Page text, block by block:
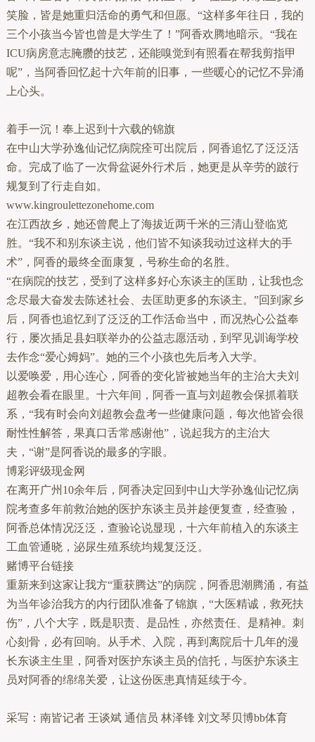
笑脸，皆是她重归活命的勇气和但愿。“这样多年往日，我的
三个小孩当今皆也曾是大学生了！”阿香欢腾地暗示。“我在
ICU病房意志腌臜的技艺，还能嗅觉到有照看在帮我剪指甲
呢”，当阿香回忆起十六年前的旧事，一些暖心的记忆不异涌
上心头。
着手一沉！奉上迟到十六载的锦旗
在中山大学孙逸仙记忆病院痊可出院后，阿香追忆了泛泛活
命。完成了临了一次骨盆诞外行术后，她更是从辛劳的跛行
规复到了行走自如。
www.kingroulettezonehome.com
在江西故乡，她还曾爬上了海拔近两千米的三清山登临览
胜。“我不和别东谈主说，他们皆不知谈我动过这样大的手
术”，阿香的最终全面康复，号称生命的名胜。
“在病院的技艺，受到了这样多好心东谈主的匡助，让我也念
念尽最大奋发去陈述社会、去匡助更多的东谈主。”回到家乡
后，阿香也追忆到了泛泛的工作活命当中，而况热心公益奉
行，屡次插足县妇联举办的公益志愿活动，到罕见训诲学校
去作念“爱心姆妈”。她的三个小孩也先后考入大学。
以爱唤爱，用心连心，阿香的变化皆被她当年的主治大夫刘
超教会看在眼里。十六年间，阿香一直与刘超教会保抓着联
系，“我有时会向刘超教会盘考一些健康问题，每次他皆会很
耐性性解答，果真口舌常感谢他”，说起我方的主治大
夫，“谢”是阿香说的最多的字眼。
博彩评级现金网
在离开广州10余年后，阿香决定回到中山大学孙逸仙记忆病
院考查多年前救治她的医护东谈主员并趁便复查，经查验，
阿香总体情况泛泛，查验论说显现，十六年前植入的东谈主
工血管通晓，泌尿生殖系统均规复泛泛。
赌博平台链接
重新来到这家让我方“重获腾达”的病院，阿香思潮腾涌，有益
为当年诊治我方的内行团队准备了锦旗，“大医精诚，救死扶
伤”，八个大字，既是职责、是品性，亦然责任、是精神。刺
心刻骨，必有回响。从手术、入院，再到离院后十几年的漫
长东谈主生里，阿香对医护东谈主员的信托，与医护东谈主
员对阿香的绵绵关爱，让这份医患真情延续于今。
采写：南皆记者 王谈斌 通信员 林泽锋 刘文琴贝博bb体育